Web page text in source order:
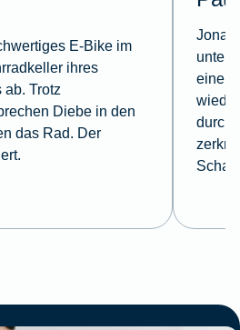
E-Bike im
ihres
ab. Trotz
Diebe in den
das Rad. Der
Jonas
einem